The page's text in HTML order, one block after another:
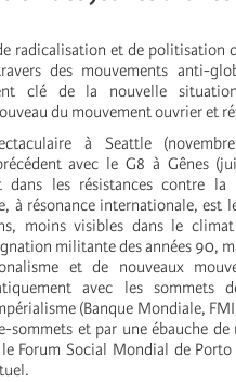
radicalisation et de politisation
des mouvements anti-
clé de la nouvelle
du mouvement ouvrier et
à Seattle
avec le G8 à Gênes
dans les résistances contre la
à résonance internationale, est
moins visibles dans le
militante des années 90,
et de nouveaux
avec les sommets
(Banque Mondiale,
sommets et par une ébauche de
Forum Social Mondial de